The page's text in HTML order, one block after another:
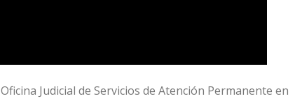
Judicial de Servicios de Atención Permanente en